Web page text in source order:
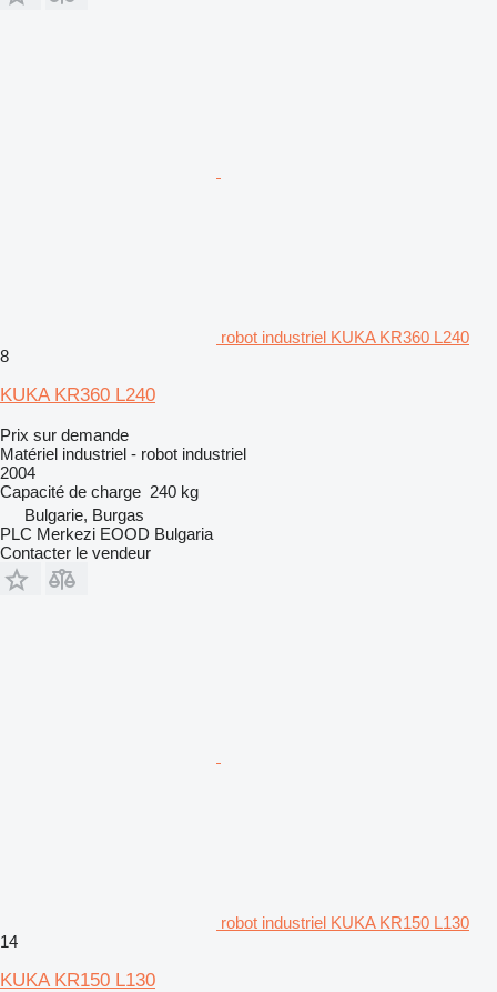
robot industriel KUKA KR360 L240
8
KUKA KR360 L240
Prix sur demande
Matériel industriel - robot industriel
2004
Capacité de charge 240 kg
Bulgarie, Burgas
PLC Merkezi EOOD Bulgaria
Contacter le vendeur
robot industriel KUKA KR150 L130
14
KUKA KR150 L130